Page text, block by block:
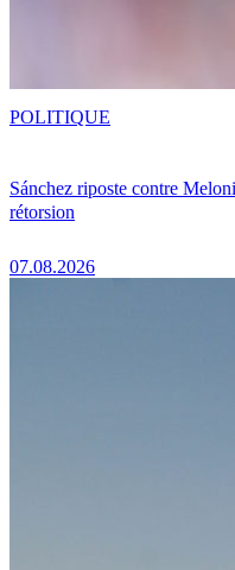
Sánchez riposte contre
rétorsion
07.08.2026
POLITIQUE